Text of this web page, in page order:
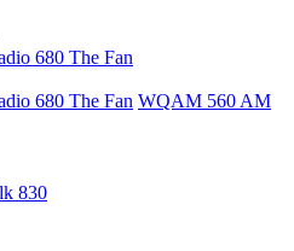
680 The Fan
680 The Fan WQAM 560 AM
830